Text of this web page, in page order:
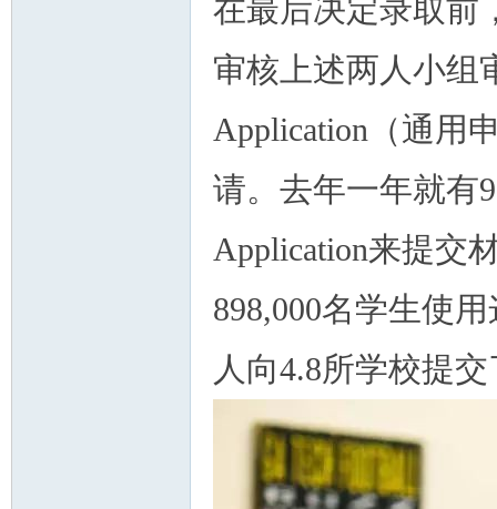
在最后决定录取前
审核上述两人小组
Application（通用
请。去年一年就有
Application来提交
898,000名学生使
人向4.8所学校提